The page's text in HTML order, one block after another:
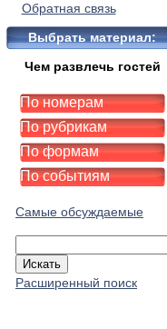
Обратная связь
Выбрать материал:
Чем развлечь гостей
По номерам
По рубрикам
По формам
По событиям
Самые обсуждаемые
Расширенный поиск